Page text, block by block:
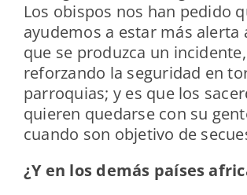
Los obispos nos han pedido
ayudemos a estar más alerta
que se produzca un incidente,
reforzando la seguridad en
parroquias; y es que los
quieren quedarse con su
cuando son objetivo de
¿Y en los demás países